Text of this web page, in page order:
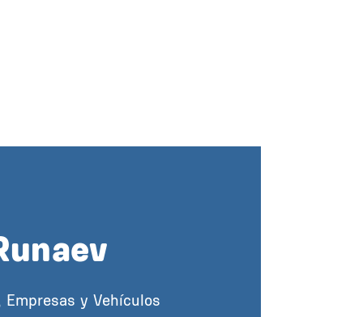
y Vehículos